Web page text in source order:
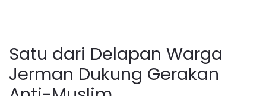
Satu dari Delapan Warga
Jerman Dukung Gerakan